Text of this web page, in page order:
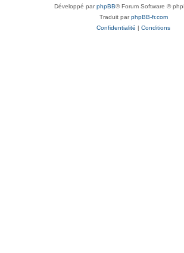
Développé parphpBB® Forum Software ©
Traduit parphpBB-fr.com
Confidentialité | Conditions